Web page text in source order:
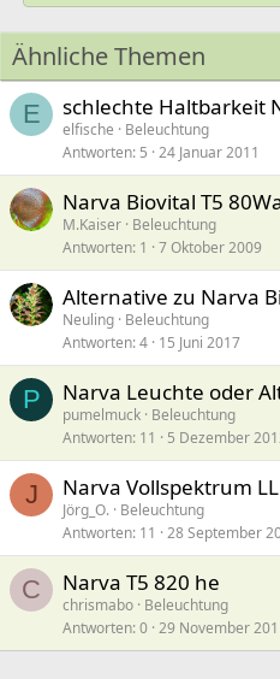
Ähnliche Themen
E schlechte Haltbarkeit
elfische
Beleuchtung
Antworten 5 24 Januar 2011
Narva Biovital T5
M.Kaiser Beleuchtung
Antworten 1 7 Oktober 2009
Alternative zu Narva
Neuling Beleuchtung
Antworten 4 15 Juni 2017
P Narva Leuchte oder
pumelmuck Beleuchtung
Antworten 11 5 Dezember
J Narva Vollspektrum LL
Jörg_O. Beleuchtung
Antworten 11 28 September
C Narva T5 820 he
chrismabo Beleuchtung
Antworten 0 29 November